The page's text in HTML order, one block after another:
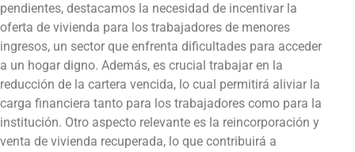
pendientes, destacamos la necesidad de incentivar la
oferta de vivienda para los trabajadores de menores
ingresos, un sector que enfrenta dificultades para acceder
a un hogar digno. Además, es crucial trabajar en la
reducción de la cartera vencida, lo cual permitirá aliviar la
carga financiera tanto para los trabajadores como para la
institución. Otro aspecto relevante es la reincorporación y
venta de vivienda recuperada, lo que contribuirá a